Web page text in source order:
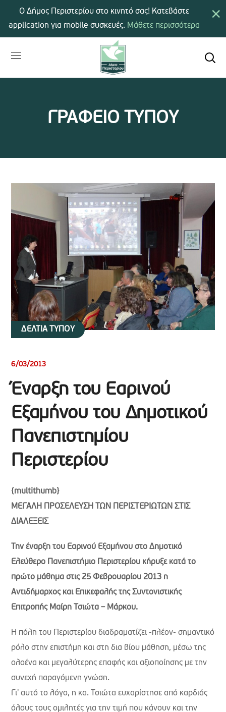
ΓΡΑΦΕΙΟ ΤΥΠΟΥ
ΔΕΛΤΙΑ ΤΥΠΟΥ
6/03/2013
Έναρξη του Εαρινού
Εξαμήνου του Δημοτικού
Πανεπιστημίου
Περιστερίου
{multithumb}
ΜΕΓΑΛΗ ΠΡΟΣΕΛΕΥΣΗ ΤΩΝ ΠΕΡΙΣΤΕΡΙΩΤΩΝ ΣΤΙΣ
ΔΙΑΛΕΞΕΙΣ
Την έναρξη του Εαρινού Εξαμήνου στο Δημοτικό
Ελεύθερο Πανεπιστήμιο Περιστερίου κήρυξε κατά το
πρώτο μάθημα στις 25 Φεβρουαρίου 2013 η
Αντιδήμαρχος και Επικεφαλής της Συντονιστικής
Επιτροπής Μαίρη Τσιώτα – Μάρκου.
Η πόλη του Περιστερίου διαδραματίζει -πλέον- σημαντικό
ρόλο στην επιστήμη και στη δια βίου μάθηση, μέσω της
ολοένα και μεγαλύτερης επαφής και αξιοποίησης με την
συνεχή παραγόμενη γνώση.
Γι' αυτό το λόγο, η κα. Τσιώτα ευχαρίστησε από καρδιάς
όλους τους ομιλητές για την τιμή που κάνουν και την
×
Ο Δήμος Περιστερίου στο κινητό σας! Κατεβάστε
application για mobile συσκευές. Μάθετε περισσότερα